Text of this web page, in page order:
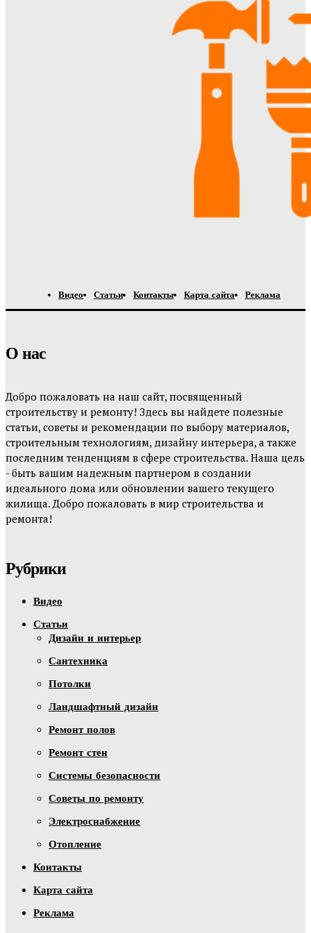
Видео Статьи Контакты Карта сайта Реклама
О нас
Добро пожаловать на наш сайт, посвященный
строительству и ремонту! Здесь вы найдете полезные
статьи, советы и рекомендации по выбору материалов,
строительным технологиям, дизайну интерьера, а также
последним тенденциям в сфере строительства. Наша цель
- быть вашим надежным партнером в создании
идеального дома или обновлении вашего текущего
жилища. Добро пожаловать в мир строительства и
ремонта!
Рубрики
Видео
Статьи
Дизайн и интерьер
Сантехника
Потолки
Ландшафтный дизайн
Ремонт полов
Ремонт стен
Системы безопасности
Советы по ремонту
Электроснабжение
Отопление
Контакты
Карта сайта
Реклама